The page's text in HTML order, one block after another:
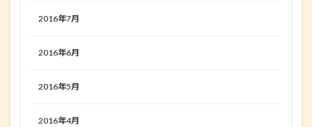
2016年7月
2016年6月
2016年5月
2016年4月